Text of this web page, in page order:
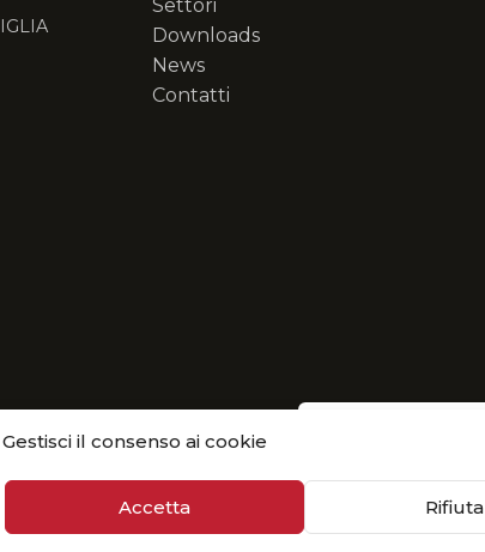
Gestisci il consenso ai cookie
Accetta Rifiuta
Settori
Downloads
News
Contatti
catalogo in formato digitale e